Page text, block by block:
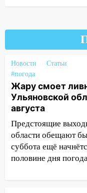
мусора
16:26 В
матч «Волги»
16:12
разработают
цифровой ПЦР
15:47
за
клуба
15:34 После
Новости
Статьи
#погода
Жару смоет
Ульяновской
августа
Предстоящие
области обещают
суббота ещё
половине дня